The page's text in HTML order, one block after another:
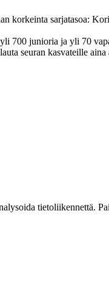
korkeinta sarjatasoa:
700 junioria ja yli 70
seuran kasvateille
tietoliikennettä.